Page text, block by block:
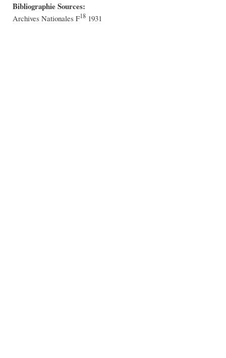
Bibliographie Sources:
Archives Nationales F18 1931